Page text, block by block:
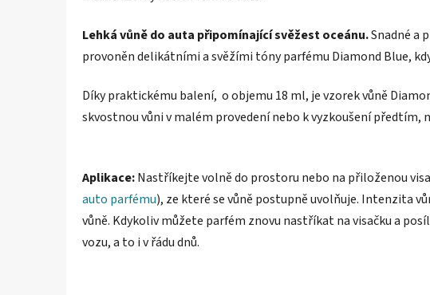
Lehká vůně do auta připomínající svěžest oceánu.Snadné a
provoněn delikátními a svěžími tóny parfému Diamond Blue,
Díky praktickému balení, o objemu 18 ml, je vzorek vůně
skvostnou vůni v malém provedení nebo k vyzkoušení předtím,
Aplikace:Nastříkejte volně do prostoru nebo na přiloženou
auto parfému), ze které se vůně postupně uvolňuje. Intenzita
vůně. Kdykoliv můžete parfém znovu nastříkat na visačku a
vozu, a to i v řádu dnů.